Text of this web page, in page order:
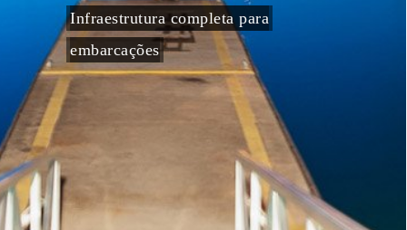
Infraestrutura completa para
embarcações